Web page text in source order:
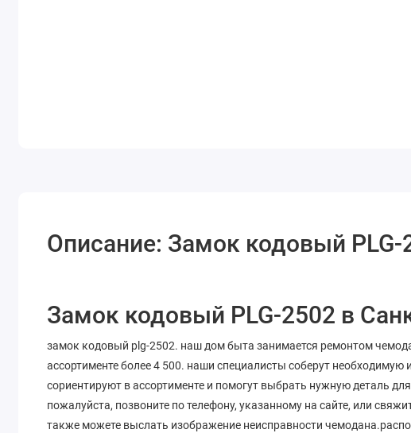
Описание: Замок кодовый PLG-
Замок кодовый PLG-2502 в
замок кодовый plg-2502. наш дом быта занимается ремонтом
ассортименте более 4 500. наши специалисты соберут
сориентируют в ассортименте и помогут выбрать нужную деталь
пожалуйста, позвоните по телефону, указанному на сайте, или
также можете выслать изображение неисправности